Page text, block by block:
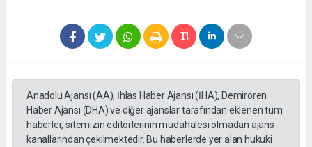
Anadolu Ajansı (AA), İhlas Haber Ajansı (İHA), Demirören
Haber Ajansı (DHA) ve diğer ajanslar tarafından eklenen tüm
haberler, sitemizin editörlerinin müdahalesi olmadan ajans
kanallarından çekilmektedir. Bu haberlerde yer alan hukuki